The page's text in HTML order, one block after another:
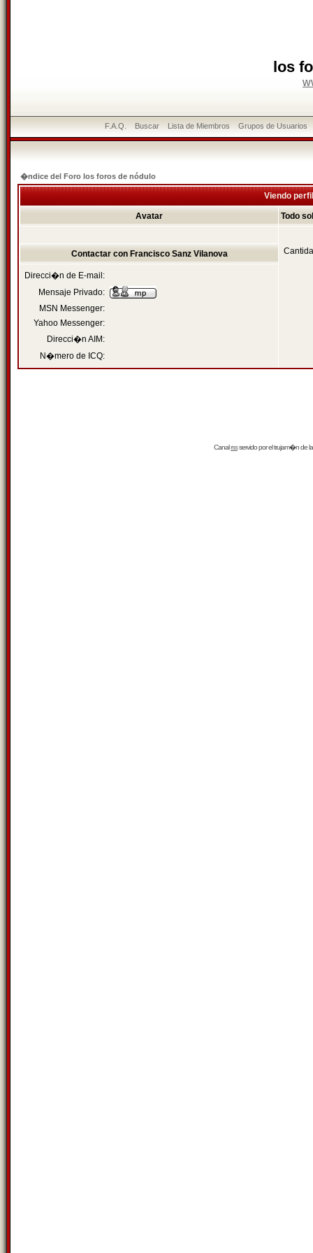
los
F.A.Q. Buscar Lista de Miembros Grupos de Usuarios
�ndice del Foro los foros de nódulo
Viendo
Avatar Todo
Contactar con Francisco Sanz Vilanova
Direcci�n de E-mail:
Mensaje Privado:
MSN Messenger:
Yahoo Messenger:
Direcci�n AIM:
N�mero de ICQ:
Canalrssservido por eltrujam�nde